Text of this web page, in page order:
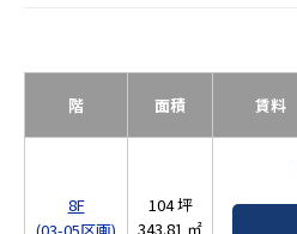
階 面積 賃料
8F
(03-05区画)
104 坪
343.81 ㎡